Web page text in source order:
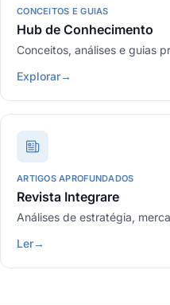
CONCEITOS E GUIAS
Hub de Conhecimento
Conceitos, análises e guias
Explorar→
ARTIGOS APROFUNDADOS
Revista Integrare
Análises de estratégia,
Ler→